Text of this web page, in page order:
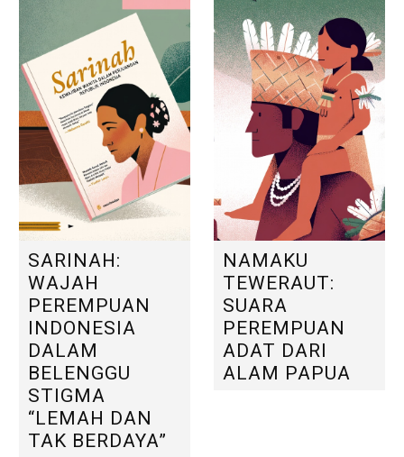
SARINAH:
WAJAH
PEREMPUAN
INDONESIA
DALAM
BELENGGU
STIGMA
“LEMAH DAN
TAK BERDAYA”
NAMAKU
TEWERAUT:
SUARA
PEREMPUAN
ADAT DARI
ALAM PAPUA